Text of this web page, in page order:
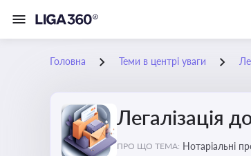
Головна Теми в центрі уваги
Легалізація
ПРО ЩО ТЕМА: Нотаріальні